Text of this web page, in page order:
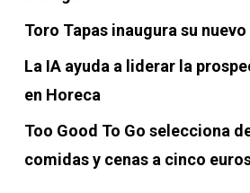
Toro Tapas inaugura su nuevo
La IA ayuda a liderar la
en Horeca
Too Good To Go selecciona
comidas y cenas a cinco